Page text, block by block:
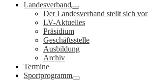
Landesverband
Der Landesverband stellt sich vor
LV-Aktuelles
Präsidium
Geschäftsstelle
Ausbildung
Archiv
Termine
Sportprogramm